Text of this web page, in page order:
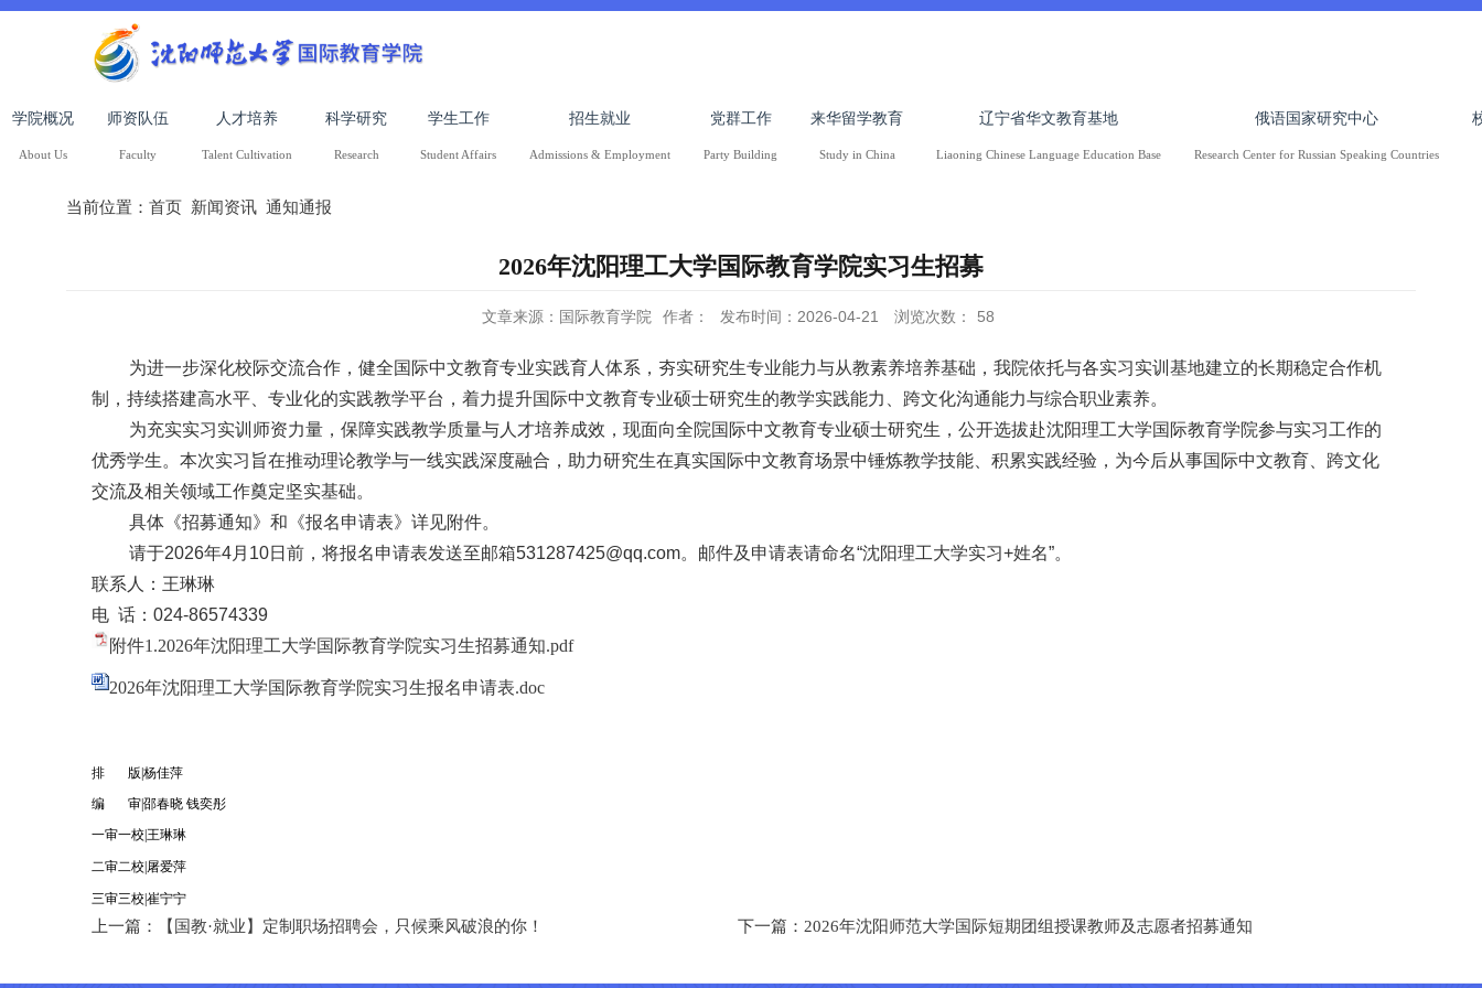
学院概况
About Us
师资队伍
Faculty
人才培养
Talent Cultivation
科学研究
Research
学生工作
Student Affairs
招生就业
Admissions & Employment
党群工作
Party Building
来华留学教育
Study in China
辽宁省华文教育基地
Liaoning Chinese Language Education Base
俄语国家研究中心
Research Center for Russian Speaking Countries
当前位置： 首页 新闻资讯 通知通报
2026年沈阳理工大学国际教育学院实习生招募
文章来源：国际教育学院 作者： 发布时间：2026-04-21 浏览次数： 58
为进一步深化校际交流合作，健全国际中文教育专业实践育人体系，夯实研究生专业能力与从教素养培养基础，我院依托与各实习实训基地建立的长期稳定合作机
制，持续搭建高水平、专业化的实践教学平台，着力提升国际中文教育专业硕士研究生的教学实践能力、跨文化沟通能力与综合职业素养。
为充实实习实训师资力量，保障实践教学质量与人才培养成效，现面向全院国际中文教育专业硕士研究生，公开选拔赴沈阳理工大学国际教育学院参与实习工作的
优秀学生。本次实习旨在推动理论教学与一线实践深度融合，助力研究生在真实国际中文教育场景中锤炼教学技能、积累实践经验，为今后从事国际中文教育、跨文化
交流及相关领域工作奠定坚实基础。
具体《招募通知》和《报名申请表》详见附件。
请于2026年4月10日前，将报名申请表发送至邮箱531287425@qq.com。邮件及申请表请命名“沈阳理工大学实习+姓名”。
联系人：王琳琳
电 话：024-86574339
附件1.2026年沈阳理工大学国际教育学院实习生招募通知.pdf
2026年沈阳理工大学国际教育学院实习生报名申请表.doc
排 版|杨佳萍
编 审|邵春晓 钱奕彤
一审一校|王琳琳
二审二校|屠爱萍
三审三校|崔宁宁
上一篇： 【国教·就业】定制职场招聘会，只候乘风破浪的你！ 下一篇： 2026年沈阳师范大学国际短期团组授课教师及志愿者招募通知